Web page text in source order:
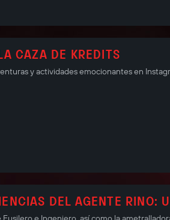
CAZA DE KREDITS
y actividades emocionantes en
DEL AGENTE RINO: